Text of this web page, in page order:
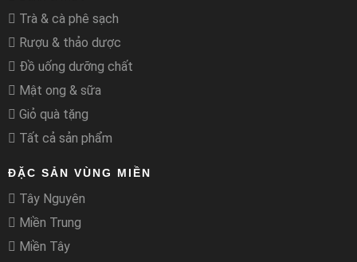
Trà & cà phê sạch
Rượu & thảo dược
Đồ uống dưỡng chất
Mật ong & sữa
Giỏ quà tặng
Tất cả sản phẩm
ĐẶC SẢN VÙNG MIỀN
Tây Nguyên
Miền Trung
Miền Tây